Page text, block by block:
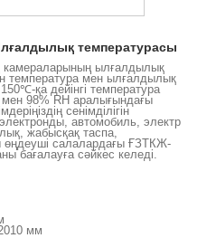
температурасы
ылғалдылық
температура мен ылғалдылық
қа дейінгі температура
98% RH аралығындағы
сенімділігін
автомобиль, электр
жабысқақ таспа,
өңдеуші салалардағы ҒЗТКЖ-
бағалауға сәйкес келеді.
мм